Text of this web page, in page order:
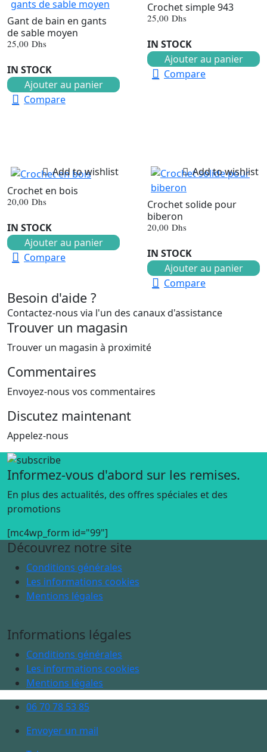
Gant de bain en gants
de sable moyen
25,00 Dhs
IN STOCK
Ajouter au panier
Compare
Crochet simple 943
25,00 Dhs
IN STOCK
Ajouter au panier
Compare
Add to wishlist
Crochet en bois
20,00 Dhs
IN STOCK
Ajouter au panier
Compare
Add to wishlist
Crochet solide pour
biberon
20,00 Dhs
IN STOCK
Ajouter au panier
Compare
Besoin d'aide ?
Contactez-nous via l'un des canaux d'assistance
Trouver un magasin
Trouver un magasin à proximité
Commentaires
Envoyez-nous vos commentaires
Discutez maintenant
Appelez-nous
Informez-vous d'abord sur les remises.
En plus des actualités, des offres spéciales et des
promotions
[mc4wp_form id="99"]
Découvrez notre site
Conditions générales
Les informations cookies
Mentions légales
Informations légales
Conditions générales
Les informations cookies
Mentions légales
06 70 78 53 85
Envoyer un mail